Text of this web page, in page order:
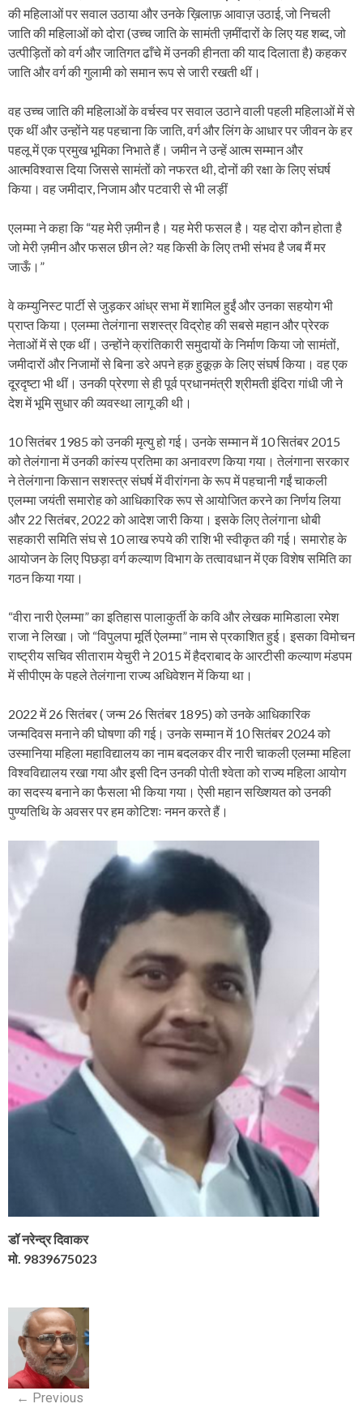
की महिलाओं पर सवाल उठाया और उनके ख़िलाफ़ आवाज़ उठाई, जो निचली
जाति की महिलाओं को दोरा (उच्च जाति के सामंती ज़मींदारों के लिए यह शब्द, जो
उत्पीड़ितों को वर्ग और जातिगत ढाँचे में उनकी हीनता की याद दिलाता है) कहकर
जाति और वर्ग की गुलामी को समान रूप से जारी रखती थीं।
वह उच्च जाति की महिलाओं के वर्चस्व पर सवाल उठाने वाली पहली महिलाओं में से
एक थीं और उन्होंने यह पहचाना कि जाति, वर्ग और लिंग के आधार पर जीवन के हर
पहलू में एक प्रमुख भूमिका निभाते हैं। जमीन ने उन्हें आत्म सम्मान और
आत्मविश्वास दिया जिससे सामंतों को नफरत थी, दोनों की रक्षा के लिए संघर्ष
किया। वह जमीदार, निजाम और पटवारी से भी लड़ीं
एलम्मा ने कहा कि “यह मेरी ज़मीन है। यह मेरी फसल है। यह दोरा कौन होता है
जो मेरी ज़मीन और फसल छीन ले? यह किसी के लिए तभी संभव है जब मैं मर
जाऊँ।”
वे कम्युनिस्ट पार्टी से जुड़कर आंध्र सभा में शामिल हुईं और उनका सहयोग भी
प्राप्त किया। एलम्मा तेलंगाना सशस्त्र विद्रोह की सबसे महान और प्रेरक
नेताओं में से एक थीं। उन्होंने क्रांतिकारी समुदायों के निर्माण किया जो सामंतों,
जमीदारों और निजामों से बिना डरे अपने हक़ हुक़ूक़ के लिए संघर्ष किया। वह एक
दूरदृष्टा भी थीं। उनकी प्रेरणा से ही पूर्व प्रधानमंत्री श्रीमती इंदिरा गांधी जी ने
देश में भूमि सुधार की व्यवस्था लागू की थी।
10 सितंबर 1985 को उनकी मृत्यु हो गई। उनके सम्मान में 10 सितंबर 2015
को तेलंगाना में उनकी कांस्य प्रतिमा का अनावरण किया गया। तेलंगाना सरकार
ने तेलंगाना किसान सशस्त्र संघर्ष में वीरांगना के रूप में पहचानी गईं चाकली
एलम्मा जयंती समारोह को आधिकारिक रूप से आयोजित करने का निर्णय लिया
और 22 सितंबर, 2022 को आदेश जारी किया। इसके लिए तेलंगाना धोबी
सहकारी समिति संघ से 10 लाख रुपये की राशि भी स्वीकृत की गई। समारोह के
आयोजन के लिए पिछड़ा वर्ग कल्याण विभाग के तत्वावधान में एक विशेष समिति का
गठन किया गया।
“वीरा नारी ऐलम्मा” का इतिहास पालाकुर्ती के कवि और लेखक मामिडाला रमेश
राजा ने लिखा। जो “विपुलपा मूर्ति ऐलम्मा” नाम से प्रकाशित हुई। इसका विमोचन
राष्ट्रीय सचिव सीताराम येचुरी ने 2015 में हैदराबाद के आरटीसी कल्याण मंडपम
में सीपीएम के पहले तेलंगाना राज्य अधिवेशन में किया था।
2022 में 26 सितंबर ( जन्म 26 सितंबर 1895) को उनके आधिकारिक
जन्मदिवस मनाने की घोषणा की गई। उनके सम्मान में 10 सितंबर 2024 को
उस्मानिया महिला महाविद्यालय का नाम बदलकर वीर नारी चाकली एलम्मा महिला
विश्वविद्यालय रखा गया और इसी दिन उनकी पोती श्वेता को राज्य महिला आयोग
का सदस्य बनाने का फैसला भी किया गया। ऐसी महान सख्शियत को उनकी
पुण्यतिथि के अवसर पर हम कोटिशः नमन करते हैं।
डॉ नरेन्द्र दिवाकर
मो. 9839675023
o
s
← Previous